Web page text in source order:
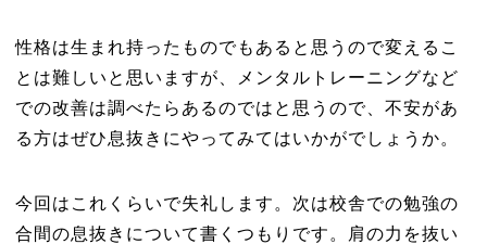
性格は生まれ持ったものでもあると思うので変えるこ
とは難しいと思いますが、メンタルトレーニングなど
での改善は調べたらあるのではと思うので、不安があ
る方はぜひ息抜きにやってみてはいかがでしょうか。
今回はこれくらいで失礼します。次は校舎での勉強の
合間の息抜きについて書くつもりです。肩の力を抜い